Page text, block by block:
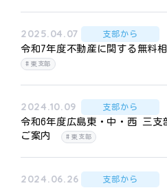
2025.04.07 支部から
令和7年度不動産に関する無料
東支部
2024.10.09 支部から
令和6年度広島東・中・西 三支
ご案内
東支部
2024.06.26 支部から